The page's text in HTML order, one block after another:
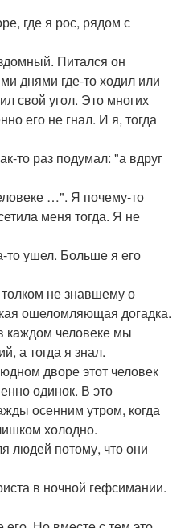
где я рос, рядом с
Питался он
днями где-то ходил или
свой угол. Это многих
его не гнал. И я, тогда
то раз подумал: "а вдруг
…". Я почему-то
меня тогда. Я не
то ушел. Больше я его
толком не знавшему о
ошеломляющая догадка.
каждом человеке мы
а тогда я знал.
дворе этот человек
одинок. В это
осенним утром, когда
холодно.
людей потому, что они
в ночной гефсимании.